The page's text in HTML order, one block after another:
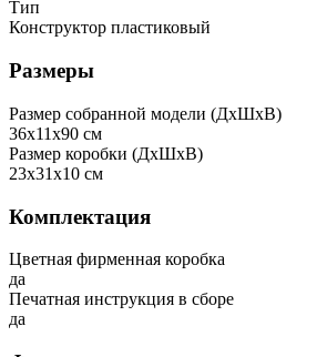
Тип
Конструктор пластиковый
Размеры
Размер собранной модели (ДxШxВ)
36x11x90 см
Размер коробки (ДxШxВ)
23x31x10 см
Комплектация
Цветная фирменная коробка
да
Печатная инструкция в сборе
да